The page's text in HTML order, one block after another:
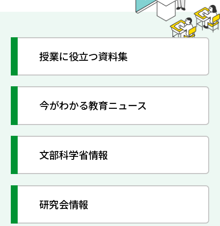
授業に役立つ資料集
今がわかる教育ニュース
文部科学省情報
研究会情報